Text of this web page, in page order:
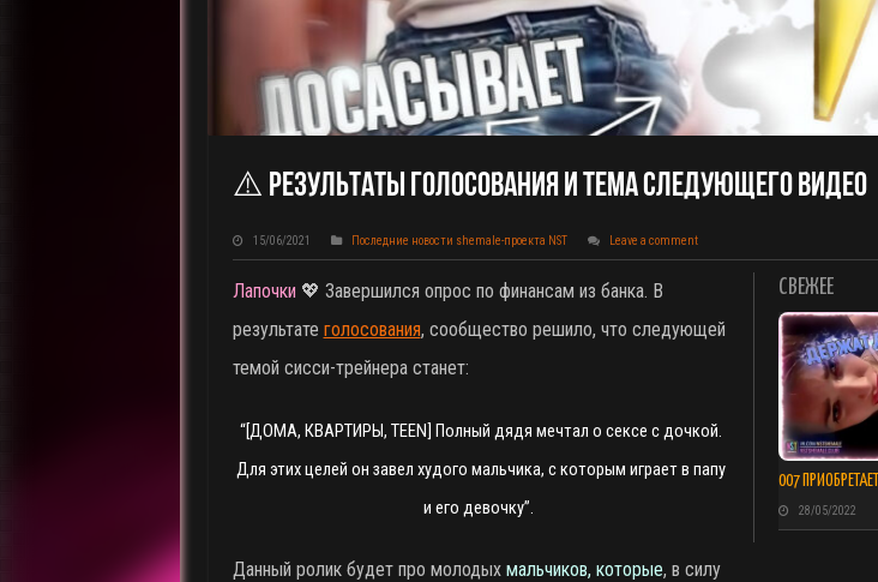
⚠️ Результаты Голосования И Тема Следующего Видео
15/06/2021 Последние новости shemale-проекта NST Leave a comment
СВЕЖЕЕ
007
28/05/2022
Лапочки 💖 Завершился опрос по финансам из банка. В
результате голосования, сообщество решило, что следующей
темой сисси-трейнера станет:
“[ДОМА, КВАРТИРЫ, TEEN] Полный дядя мечтал о сексе с дочкой.
Для этих целей он завел худого мальчика, с которым играет в папу
и его девочку”.
Данный ролик будет про молодых мальчиков, которые, в силу